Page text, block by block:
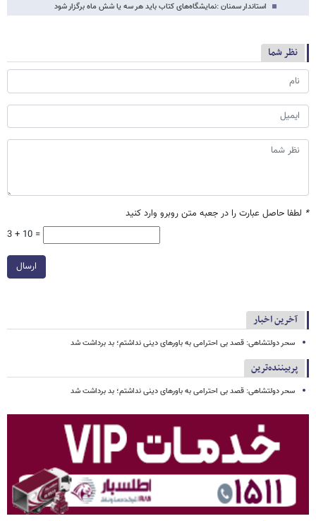
استاندار سمنان :نمایشگاه‌های کتاب باید هر سه یا شش ماه برگزار شود
نظر شما
* لطفا حاصل عبارت را در جعبه متن روبرو وارد کنید
3 + 10 =
ارسال
آخرین اخبار
سحر دولتشاهی: قصد بی احترامی به باورهای دینی نداشتم؛ بد برداشت شد
پربیننده‌ترین
سحر دولتشاهی: قصد بی احترامی به باورهای دینی نداشتم؛ بد برداشت شد